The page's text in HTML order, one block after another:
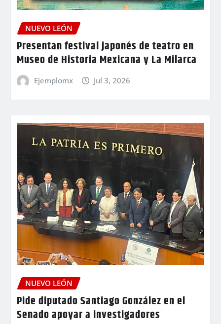
NUEVO LEÓN
Presentan festival japonés de teatro en
Museo de Historia Mexicana y La Milarca
Ejemplomx Jul 3, 2026
NUEVO LEÓN
Pide diputado Santiago González en el
Senado apoyar a investigadores